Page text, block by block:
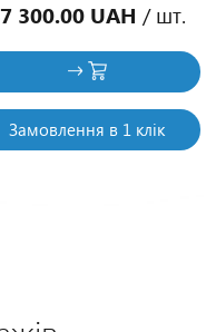
300.00 UAH / шт.
Замовлення в 1 клік